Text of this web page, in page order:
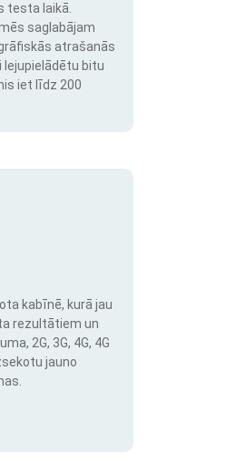
testa laikā.
saglabājam
atrašanās
lejupielādētu bitu
iet līdz 200
kabīnē, kurā jau
rezultātiem un
2G, 3G, 4G, 4G
jauno